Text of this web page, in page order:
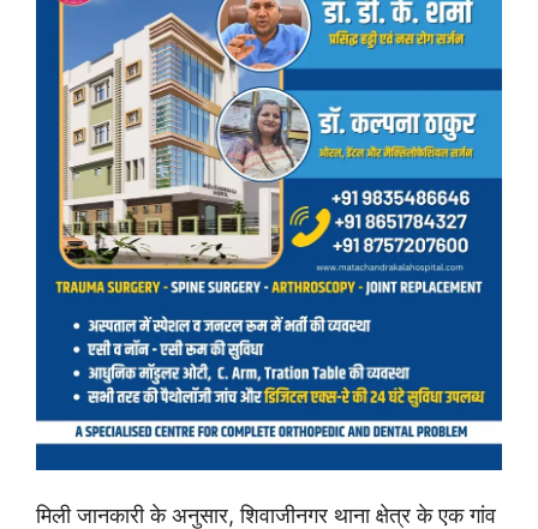
मिली जानकारी के अनुसार, शिवाजीनगर थाना क्षेत्र के एक गांव